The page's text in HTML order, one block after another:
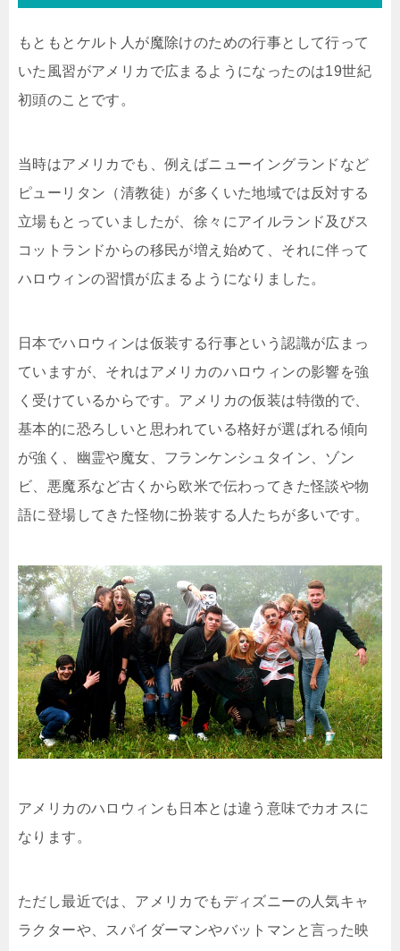
もともとケルト人が魔除けのための行事として行って
いた風習がアメリカで広まるようになったのは19世紀
初頭のことです。
当時はアメリカでも、例えばニューイングランドなど
ピューリタン（清教徒）が多くいた地域では反対する
立場もとっていましたが、徐々にアイルランド及びス
コットランドからの移民が増え始めて、それに伴って
ハロウィンの習慣が広まるようになりました。
日本でハロウィンは仮装する行事という認識が広まっ
ていますが、それはアメリカのハロウィンの影響を強
く受けているからです。アメリカの仮装は特徴的で、
基本的に恐ろしいと思われている格好が選ばれる傾向
が強く、幽霊や魔女、フランケンシュタイン、ゾン
ビ、悪魔系など古くから欧米で伝わってきた怪談や物
語に登場してきた怪物に扮装する人たちが多いです。
アメリカのハロウィンも日本とは違う意味でカオスに
なります。
ただし最近では、アメリカでもディズニーの人気キャ
ラクターや、スパイダーマンやバットマンと言った映